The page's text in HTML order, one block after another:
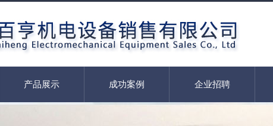
产品展示 成功案例 企业招聘